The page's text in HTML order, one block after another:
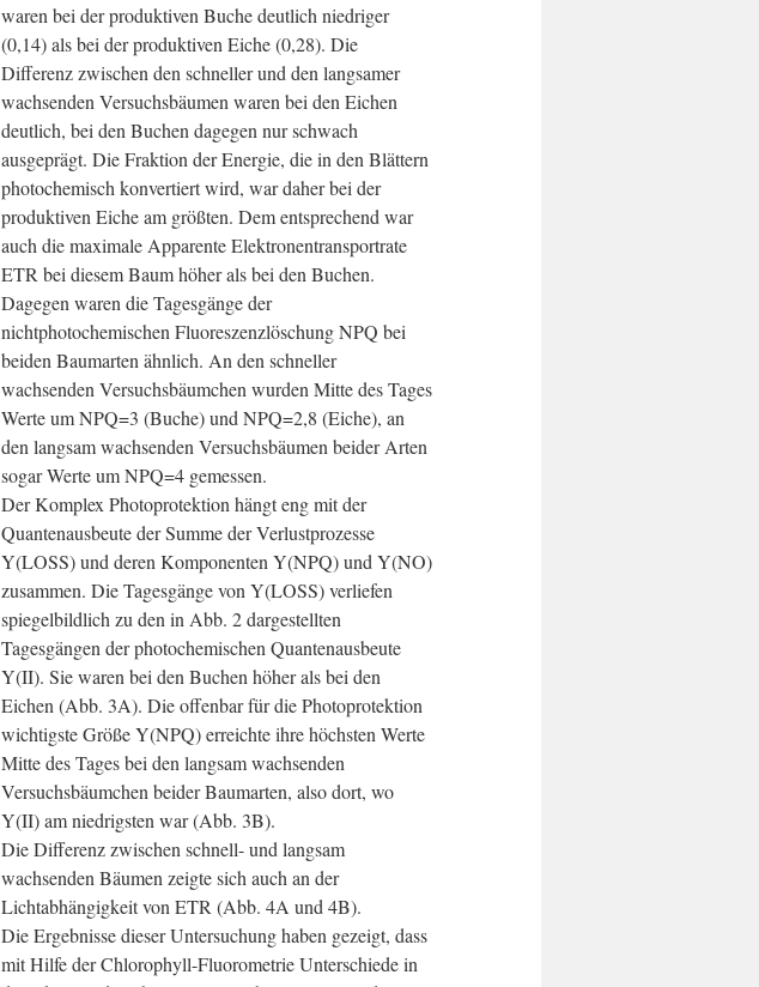
waren bei der produktiven Buche deutlich niedriger
(0,14) als bei der produktiven Eiche (0,28). Die
Differenz zwischen den schneller und den langsamer
wachsenden Versuchsbäumen waren bei den Eichen
deutlich, bei den Buchen dagegen nur schwach
ausgeprägt. Die Fraktion der Energie, die in den Blättern
photochemisch konvertiert wird, war daher bei der
produktiven Eiche am größten. Dem entsprechend war
auch die maximale Apparente Elektronentransportrate
ETR bei diesem Baum höher als bei den Buchen.
Dagegen waren die Tagesgänge der
nichtphotochemischen Fluoreszenzlöschung NPQ bei
beiden Baumarten ähnlich. An den schneller
wachsenden Versuchsbäumchen wurden Mitte des Tages
Werte um NPQ=3 (Buche) und NPQ=2,8 (Eiche), an
den langsam wachsenden Versuchsbäumen beider Arten
sogar Werte um NPQ=4 gemessen.
Der Komplex Photoprotektion hängt eng mit der
Quantenausbeute der Summe der Verlustprozesse
Y(LOSS) und deren Komponenten Y(NPQ) und Y(NO)
zusammen. Die Tagesgänge von Y(LOSS) verliefen
spiegelbildlich zu den in Abb. 2 dargestellten
Tagesgängen der photochemischen Quantenausbeute
Y(II). Sie waren bei den Buchen höher als bei den
Eichen (Abb. 3A). Die offenbar für die Photoprotektion
wichtigste Größe Y(NPQ) erreichte ihre höchsten Werte
Mitte des Tages bei den langsam wachsenden
Versuchsbäumchen beider Baumarten, also dort, wo
Y(II) am niedrigsten war (Abb. 3B).
Die Differenz zwischen schnell- und langsam
wachsenden Bäumen zeigte sich auch an der
Lichtabhängigkeit von ETR (Abb. 4A und 4B).
Die Ergebnisse dieser Untersuchung haben gezeigt, dass
mit Hilfe der Chlorophyll-Fluorometrie Unterschiede in